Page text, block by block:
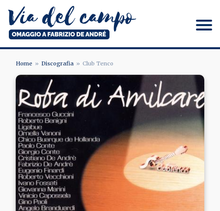
contenuto
principale
Via del campo
BRICIOLE
DI
PANE
Home Discografia Club Tenco
Image